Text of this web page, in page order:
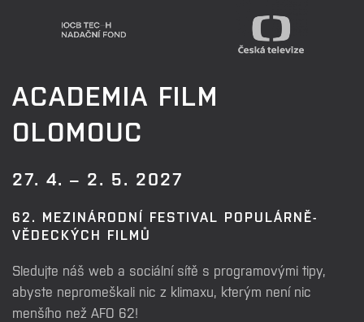
ACADEMIA FILM
OLOMOUC
27. 4. – 2. 5. 2027
62. MEZINÁRODNÍ FESTIVAL POPULÁRNĚ-
VĚDECKÝCH FILMŮ
Sledujte náš web a sociální sítě s programovými tipy,
abyste nepromeškali nic z klimaxu, kterým není nic
menšího než AFO 62!